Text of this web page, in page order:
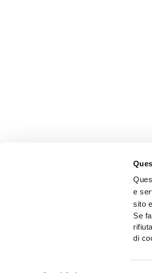
e
sito
Se
di
EDIZIONI L'INFORMATORE